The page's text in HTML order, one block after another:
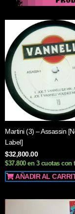
Martini (3) – Assassin
Label]
$32,800.00
$37.800 en 3 cuotas con
AÑADIR AL